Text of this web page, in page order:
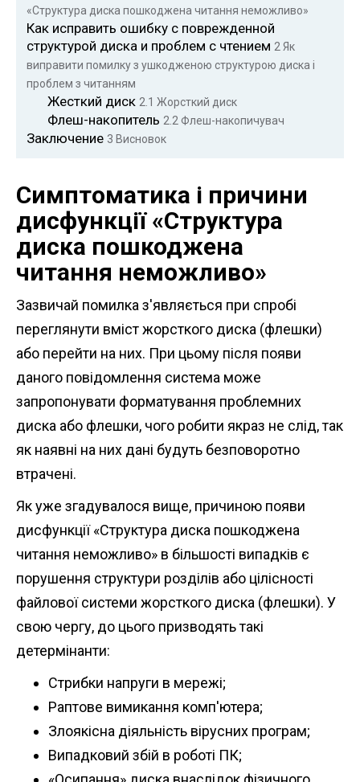
«Структура диска пошкоджена читання неможливо»
Как исправить ошибку с поврежденной
структурой диска и проблем с чтением 2 Як
виправити помилку з ушкодженою структурою диска і
проблем з читанням
Жесткий диск 2.1 Жорсткий диск
Флеш-накопитель 2.2 Флеш-накопичувач
Заключение 3 Висновок
Симптоматика і причини
дисфункції «Структура
диска пошкоджена
читання неможливо»
Зазвичай помилка з'являється при спробі
переглянути вміст жорсткого диска (флешки)
або перейти на них. При цьому після появи
даного повідомлення система може
запропонувати форматування проблемних
диска або флешки, чого робити якраз не слід, так
як наявні на них дані будуть безповоротно
втрачені.
Як уже згадувалося вище, причиною появи
дисфункції «Структура диска пошкоджена
читання неможливо» в більшості випадків є
порушення структури розділів або цілісності
файлової системи жорсткого диска (флешки). У
свою чергу, до цього призводять такі
детермінанти:
Стрибки напруги в мережі;
Раптове вимикання комп'ютера;
Злоякісна діяльність вірусних програм;
Випадковий збій в роботі ПК;